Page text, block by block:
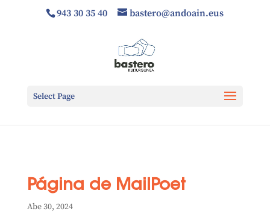
943 30 35 40 bastero@andoain.eus
Select Page
Página de MailPoet
Abe 30, 2024